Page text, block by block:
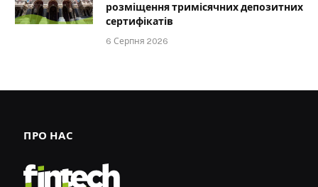
розміщення тримісячних депозитних
сертифікатів
6 Серпня 2026
ПРО НАС